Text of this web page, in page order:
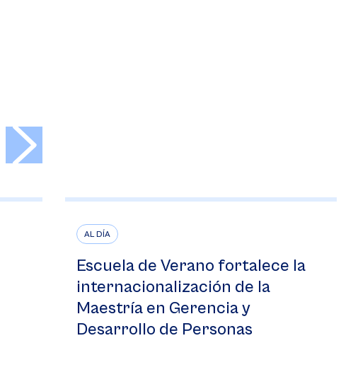
AL DÍA
Escuela de Verano fortalece la
internacionalización de la
Maestría en Gerencia y
Desarrollo de Personas